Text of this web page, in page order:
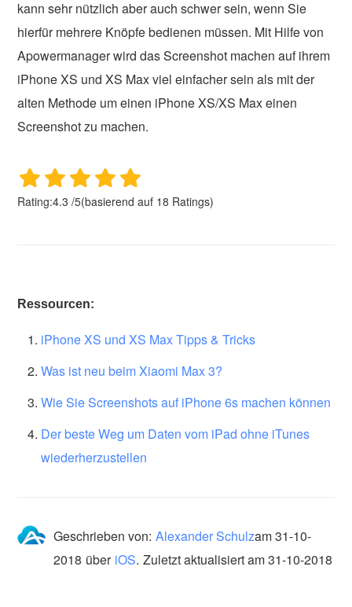
kann sehr nützlich aber auch schwer sein, wenn Sie
hierfür mehrere Knöpfe bedienen müssen. Mit Hilfe von
Apowermanager wird das Screenshot machen auf ihrem
iPhone XS und XS Max viel einfacher sein als mit der
alten Methode um einen iPhone XS/XS Max einen
Screenshot zu machen.
Rating:4.3 /5(basierend auf 18 Ratings)
Ressourcen:
iPhone XS und XS Max Tipps & Tricks
Was ist neu beim Xiaomi Max 3?
Wie Sie Screenshots auf iPhone 6s machen können
Der beste Weg um Daten vom iPad ohne iTunes
wiederherzustellen
Geschrieben von: Alexander Schulzam31-10-
2018 über iOS. Zuletzt aktualisiert am 31-10-2018